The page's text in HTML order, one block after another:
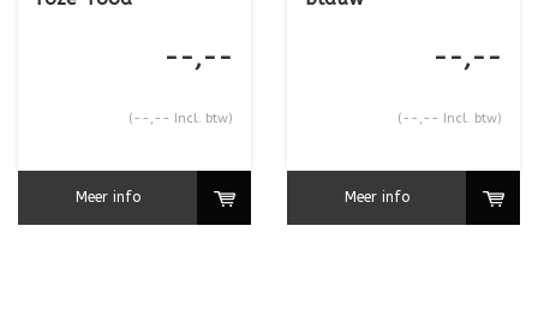
--,--
(--,-- Incl. btw)
Meer info
--,--
(--,-- Incl. btw)
Meer info